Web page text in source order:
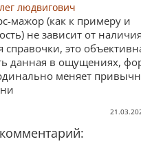
людвигович
мажор (как к примеру и
не зависит от
справочки, это
данная в ощущениях,
меняет